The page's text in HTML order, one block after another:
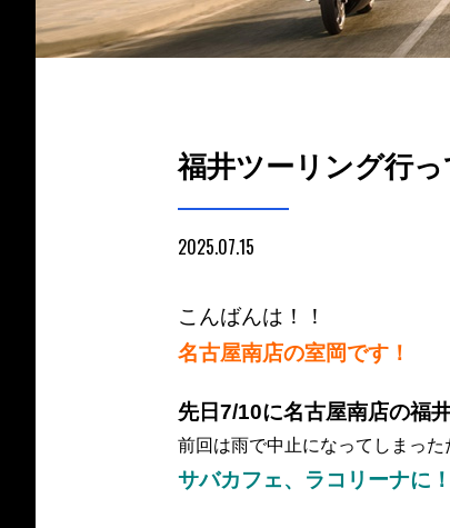
福井ツーリング行っ
2025.07.15
こんばんは！！
名古屋南店の室岡です！
先日7/10に名古屋南店の福
前回は雨で中止になってしまった
サバカフェ、ラコリーナに！